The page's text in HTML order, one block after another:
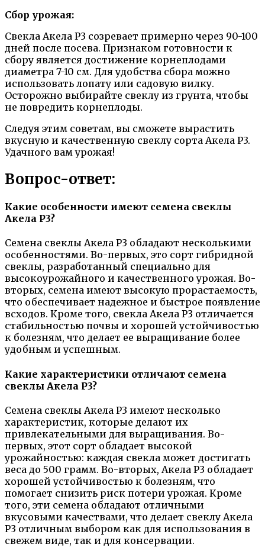
Сбор урожая:
Свекла Акела Р3 созревает примерно через 90-100
дней после посева. Признаком готовности к
сбору является достижение корнеплодами
диаметра 7-10 см. Для удобства сбора можно
использовать лопату или садовую вилку.
Осторожно выбирайте свеклу из грунта, чтобы
не повредить корнеплоды.
Следуя этим советам, вы сможете вырастить
вкусную и качественную свеклу сорта Акела Р3.
Удачного вам урожая!
Вопрос-ответ:
Какие особенности имеют семена свеклы
Акела Р3?
Семена свеклы Акела Р3 обладают несколькими
особенностями. Во-первых, это сорт гибридной
свеклы, разработанный специально для
высокоурожайного и качественного урожая. Во-
вторых, семена имеют высокую прорастаемость,
что обеспечивает надежное и быстрое появление
всходов. Кроме того, свекла Акела Р3 отличается
стабильностью почвы и хорошей устойчивостью
к болезням, что делает ее выращивание более
удобным и успешным.
Какие характеристики отличают семена
свеклы Акела Р3?
Семена свеклы Акела Р3 имеют несколько
характеристик, которые делают их
привлекательными для выращивания. Во-
первых, этот сорт обладает высокой
урожайностью: каждая свекла может достигать
веса до 500 грамм. Во-вторых, Акела Р3 обладает
хорошей устойчивостью к болезням, что
помогает снизить риск потери урожая. Кроме
того, эти семена обладают отличными
вкусовыми качествами, что делает свеклу Акела
Р3 отличным выбором как для использования в
свежем виде, так и для консервации.